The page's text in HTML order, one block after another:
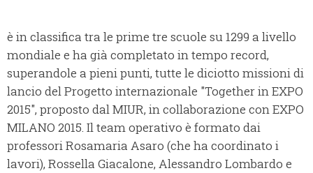
è in classifica tra le prime tre scuole su 1299 a livello
mondiale e ha già completato in tempo record,
superandole a pieni punti, tutte le diciotto missioni di
lancio del Progetto internazionale "Together in EXPO
2015", proposto dal MIUR, in collaborazione con EXPO
MILANO 2015. Il team operativo è formato dai
professori Rosamaria Asaro (che ha coordinato i
lavori), Rossella Giacalone, Alessandro Lombardo e